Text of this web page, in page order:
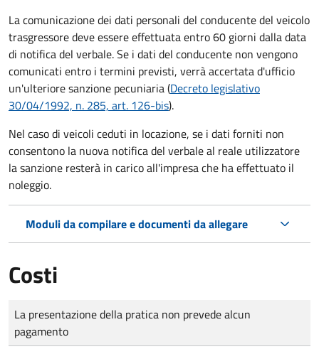
La comunicazione dei dati personali del conducente del veicolo
trasgressore deve essere effettuata entro 60 giorni dalla data
di notifica del verbale.Se i dati del conducente non vengono
comunicati entro i termini previsti, verrà accertata d'ufficio
un'ulteriore sanzione pecuniaria (Decreto legislativo
30/04/1992, n. 285, art. 126-bis).
Nel caso di veicoli ceduti in locazione, se i dati forniti non
consentono la nuova notifica del verbale al reale utilizzatore
la sanzione resterà in carico all'impresa che ha effettuato il
noleggio.
Moduli da compilare e documenti da allegare
Costi
Tipo di pagamento
Importo
La presentazione della pratica non prevede alcun
pagamento